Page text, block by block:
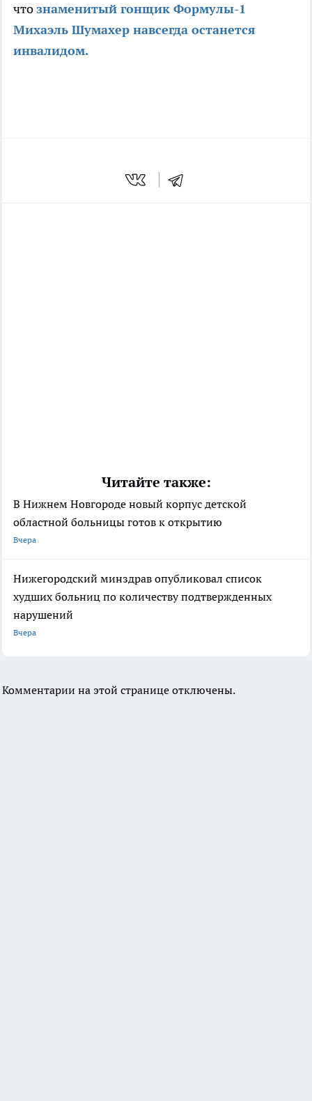
чтознаменитый гонщик Формулы-1
Михаэль Шумахер навсегда останется
инвалидом.
Читайте также:
В Нижнем Новгороде новый корпус детской
областной больницы готов к открытию
Вчера
Нижегородский минздрав опубликовал список
худших больниц по количеству подтвержденных
нарушений
Вчера
Комментарии на этой странице отключены.